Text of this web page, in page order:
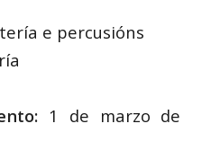
e percusións
1 de marzo de